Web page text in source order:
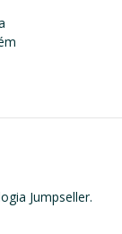
Jumpseller.